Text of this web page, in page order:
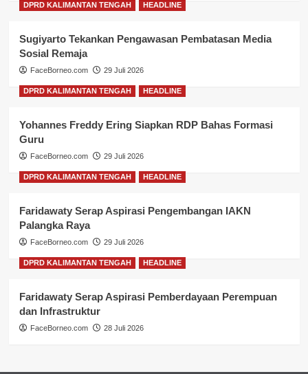
DPRD KALIMANTAN TENGAH HEADLINE
Sugiyarto Tekankan Pengawasan Pembatasan Media
Sosial Remaja
FaceBorneo.com 29 Juli 2026
DPRD KALIMANTAN TENGAH HEADLINE
Yohannes Freddy Ering Siapkan RDP Bahas Formasi
Guru
FaceBorneo.com 29 Juli 2026
DPRD KALIMANTAN TENGAH HEADLINE
Faridawaty Serap Aspirasi Pengembangan IAKN
Palangka Raya
FaceBorneo.com 29 Juli 2026
DPRD KALIMANTAN TENGAH HEADLINE
Faridawaty Serap Aspirasi Pemberdayaan Perempuan
dan Infrastruktur
FaceBorneo.com 28 Juli 2026